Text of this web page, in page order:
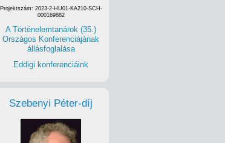
Projektszám: 2023-2-HU01-KA210-SCH-
000169882
A Történelemtanárok (35.)
Országos Konferenciájának
állásfoglalása
Eddigi konferenciáink
Szebenyi Péter-díj